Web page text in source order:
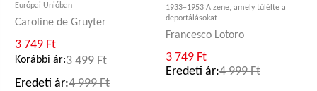
Európai Unióban
Caroline de Gruyter
3 749 Ft
Korábbi ár:3 499 Ft
Eredeti ár:4 999 Ft
1933–1953 A zene, amely túlélte a
deportálásokat
Francesco Lotoro
3 749 Ft
Eredeti ár:4 999 Ft